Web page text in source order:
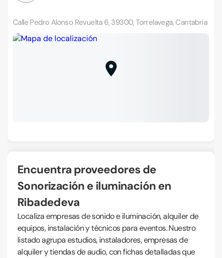
Calle Pedro Alonso Revuelta 6, 39300, Torrelavega, Cantabria
Encuentra proveedores de
Sonorización e iluminación en
Ribadedeva
Localiza empresas de sonido e iluminación, alquiler de
equipos, instalación y técnicos para eventos. Nuestro
listado agrupa estudios, instaladores, empresas de
alquiler y tiendas de audio, con fichas detalladas que